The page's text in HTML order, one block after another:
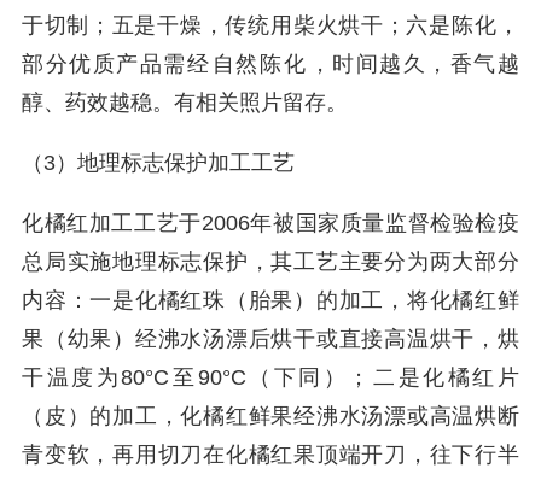
于切制；五是‌干燥，传统用‌柴火烘干；六是‌陈化‌，
部分优质产品需经‌自然陈化‌，时间越久，香气越
醇、药效越稳。‌有相关照片留存。
（3）地理标志保护加工工艺
化橘红加工工艺于2006年被国家质量监督检验检疫
总局实施地理标志保护，其工艺主要分为两大部分
内容：一是化橘红珠（胎果）的加工，将化橘红鲜
果（幼果）经沸水汤漂后烘干或直接高温烘干，烘
干温度为80°C至90°C（下同）；二是化橘红片
（皮）的加工，化橘红鲜果经沸水汤漂或高温烘断
青变软，再用切刀在化橘红果顶端开刀，往下行半